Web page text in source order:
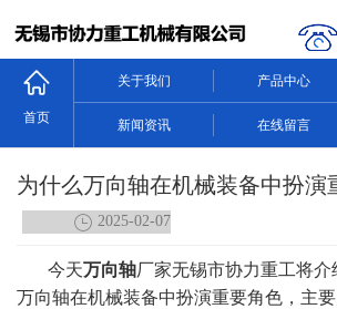
首页
关于我们 产品中心
新闻资讯 在线留言
为什么万向轴在机械装备中扮演
2025-02-07
今天万向轴厂家无锡市协力重工将介
万向轴在机械装备中扮演重要角色，主